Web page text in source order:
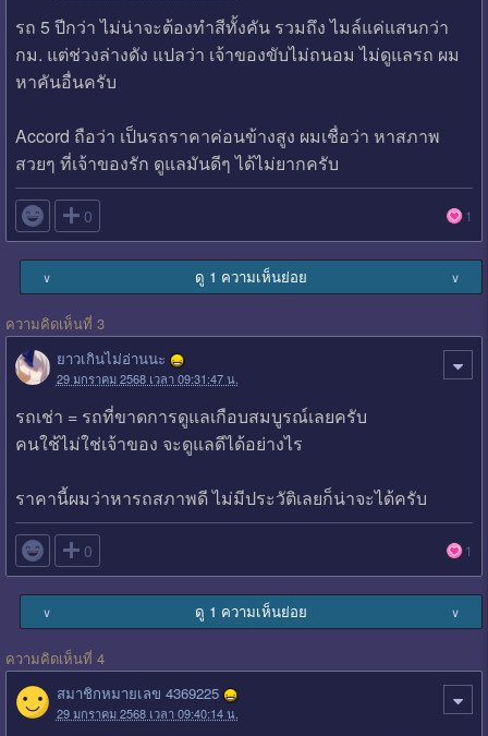
รถ 5 ปีกว่า ไม่น่าจะต้องทำสีทั้งคัน รวมถึง ไมล์แค่แสนกว่า
กม. แต่ช่วงล่างดัง แปลว่า เจ้าของขับไม่ถนอม ไม่ดูแลรถ ผม
หาคันอื่นครับ
Accord ถือว่า เป็นรถราคาค่อนข้างสูง ผมเชื่อว่า หาสภาพ
สวยๆ ที่เจ้าของรัก ดูแลมันดีๆ ได้ไม่ยากครับ
 0 1
∨ ดู 1 ความเห็นย่อย ∨
ความคิดเห็นที่ 3
ยาวเกินไม่อ่านนะ
29 มกราคม 2568 เวลา 09:31:47 น.
รถเช่า = รถที่ขาดการดูแลเกือบสมบูรณ์เลยครับ
คนใช้ไม่ใช่เจ้าของ จะดูแลดีได้อย่างไร
ราคานี้ผมว่าหารถสภาพดี ไม่มีประวัติเลยก็น่าจะได้ครับ
 0 1
∨ ดู 1 ความเห็นย่อย ∨
ความคิดเห็นที่ 4
สมาชิกหมายเลข 4369225
29 มกราคม 2568 เวลา 09:40:14 น.